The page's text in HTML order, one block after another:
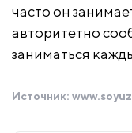
часто он
авторитетно
заниматься
Источник: